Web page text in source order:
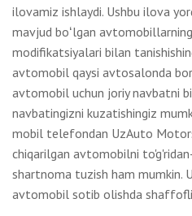
ilovamiz ishlaydi. Ushbu ilova
mavjud boʻlgan
modifikatsiyalari bilan
avtomobil qaysi avtosalonda
avtomobil uchun joriy navbatni
navbatingizni kuzatishingiz
mobil telefondan UzAuto
chiqarilgan avtomobilni
shartnoma tuzish ham mumkin.
avtomobil sotib olishda